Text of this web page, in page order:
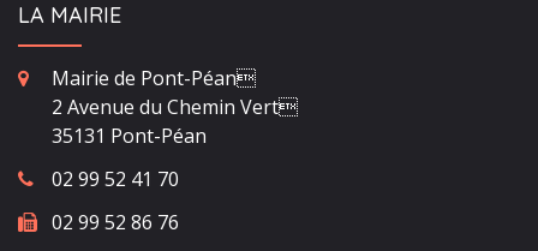
LA MAIRIE
Mairie de Pont-Péan
2 Avenue du Chemin Vert
35131 Pont-Péan
02 99 52 41 70
02 99 52 86 76